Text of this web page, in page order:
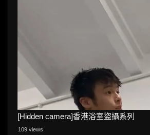
[Hidden camera]香港浴室盜攝系列
109 views